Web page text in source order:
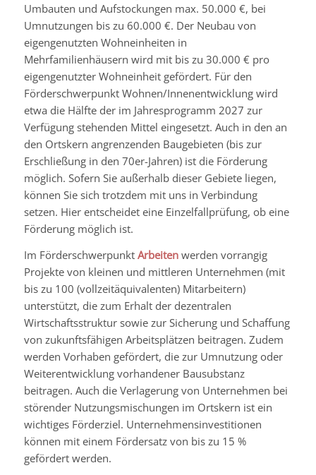
Umbauten und Aufstockungen max. 50.000 €, bei
Umnutzungen bis zu 60.000 €. Der Neubau von
eigengenutzten Wohneinheiten in
Mehrfamilienhäusern wird mit bis zu 30.000 € pro
eigengenutzter Wohneinheit gefördert. Für den
Förderschwerpunkt Wohnen/Innenentwicklung wird
etwa die Hälfte der im Jahresprogramm 2027 zur
Verfügung stehenden Mittel eingesetzt. Auch in den an
den Ortskern angrenzenden Baugebieten (bis zur
Erschließung in den 70er-Jahren) ist die Förderung
möglich. Sofern Sie außerhalb dieser Gebiete liegen,
können Sie sich trotzdem mit uns in Verbindung
setzen. Hier entscheidet eine Einzelfallprüfung, ob eine
Förderung möglich ist.
Im Förderschwerpunkt Arbeitenwerden vorrangig
Projekte von kleinen und mittleren Unternehmen (mit
bis zu 100 (vollzeitäquivalenten) Mitarbeitern)
unterstützt, die zum Erhalt der dezentralen
Wirtschaftsstruktur sowie zur Sicherung und Schaffung
von zukunftsfähigen Arbeitsplätzen beitragen. Zudem
werden Vorhaben gefördert, die zur Umnutzung oder
Weiterentwicklung vorhandener Bausubstanz
beitragen. Auch die Verlagerung von Unternehmen bei
störender Nutzungsmischungen im Ortskern ist ein
wichtiges Förderziel. Unternehmensinvestitionen
können mit einem Fördersatz von bis zu 15 %
gefördert werden.